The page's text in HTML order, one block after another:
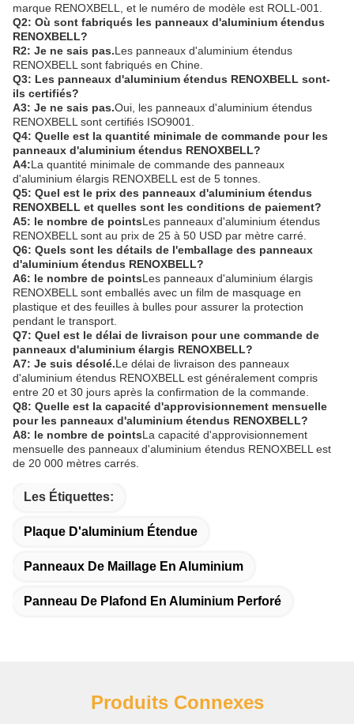
marque RENOXBELL, et le numéro de modèle est ROLL-001.
Q2: Où sont fabriqués les panneaux d'aluminium étendus
RENOXBELL?
R2: Je ne sais pas.Les panneaux d'aluminium étendus
RENOXBELL sont fabriqués en Chine.
Q3: Les panneaux d'aluminium étendus RENOXBELL sont-
ils certifiés?
A3: Je ne sais pas.Oui, les panneaux d'aluminium étendus
RENOXBELL sont certifiés ISO9001.
Q4: Quelle est la quantité minimale de commande pour les
panneaux d'aluminium étendus RENOXBELL?
A4:La quantité minimale de commande des panneaux
d'aluminium élargis RENOXBELL est de 5 tonnes.
Q5: Quel est le prix des panneaux d'aluminium étendus
RENOXBELL et quelles sont les conditions de paiement?
A5: le nombre de pointsLes panneaux d'aluminium étendus
RENOXBELL sont au prix de 25 à 50 USD par mètre carré.
Q6: Quels sont les détails de l'emballage des panneaux
d'aluminium étendus RENOXBELL?
A6: le nombre de pointsLes panneaux d'aluminium élargis
RENOXBELL sont emballés avec un film de masquage en
plastique et des feuilles à bulles pour assurer la protection
pendant le transport.
Q7: Quel est le délai de livraison pour une commande de
panneaux d'aluminium élargis RENOXBELL?
A7: Je suis désolé.Le délai de livraison des panneaux
d'aluminium étendus RENOXBELL est généralement compris
entre 20 et 30 jours après la confirmation de la commande.
Q8: Quelle est la capacité d'approvisionnement mensuelle
pour les panneaux d'aluminium étendus RENOXBELL?
A8: le nombre de pointsLa capacité d'approvisionnement
mensuelle des panneaux d'aluminium étendus RENOXBELL est
de 20 000 mètres carrés.
Les Étiquettes:
Plaque D'aluminium Étendue
Panneaux De Maillage En Aluminium
Panneau De Plafond En Aluminium Perforé
Produits Connexes